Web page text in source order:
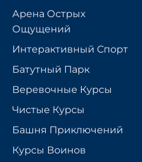
Арена Острых
Ощущений
Интерактивный Спорт
Батутный Парк
Веревочные Курсы
Чистые Курсы
Башня Приключений
Курсы Воинов